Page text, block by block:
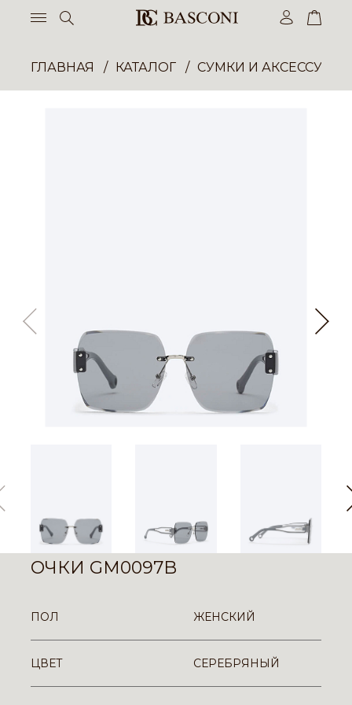
ГЛАВНАЯ КАТАЛОГ СУМКИ И
ОЧКИ GM0097B
ПОЛ ЖЕНСКИЙ
ЦВЕТ СЕРЕБРЯНЫЙ